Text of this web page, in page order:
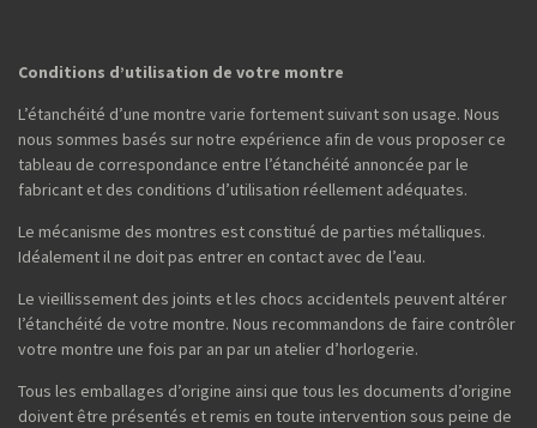
Conditions d’utilisation de votre montre
L’étanchéité d’une montre varie fortement suivant son usage. Nous
nous sommes basés sur notre expérience afin de vous proposer ce
tableau de correspondance entre l’étanchéité annoncée par le
fabricant et des conditions d’utilisation réellement adéquates.
Le mécanisme des montres est constitué de parties métalliques.
Idéalement il ne doit pas entrer en contact avec de l’eau.
Le vieillissement des joints et les chocs accidentels peuvent altérer
l’étanchéité de votre montre. Nous recommandons de faire contrôler
votre montre une fois par an par un atelier d’horlogerie.
Tous les emballages d’origine ainsi que tous les documents d’origine
doivent être présentés et remis en toute intervention sous peine de